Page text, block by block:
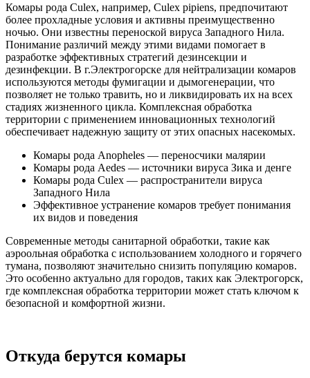
Комары рода Culex, например, Culex pipiens, предпочитают
более прохладные условия и активны преимущественно
ночью. Они известны переноской вируса Западного Нила.
Понимание различий между этими видами помогает в
разработке эффективных стратегий дезинсекции и
дезинфекции. В г.Электрогорске для нейтрализации комаров
используются методы фумигации и дымогенерации, что
позволяет не только травить, но и ликвидировать их на всех
стадиях жизненного цикла. Комплексная обработка
территории с применением инновационных технологий
обеспечивает надежную защиту от этих опасных насекомых.
Комары рода Anopheles — переносчики малярии
Комары рода Aedes — источники вируса Зика и денге
Комары рода Culex — распространители вируса
Западного Нила
Эффективное устранение комаров требует понимания
их видов и поведения
Современные методы санитарной обработки, такие как
аэроольная обработка с использованием холодного и горячего
тумана, позволяют значительно снизить популяцию комаров.
Это особенно актуально для городов, таких как Электрогорск,
где комплексная обработка территории может стать ключом к
безопасной и комфортной жизни.
Откуда берутся комары